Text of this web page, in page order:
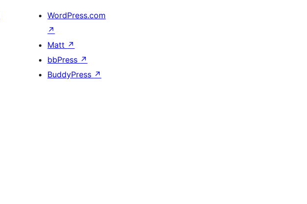
WordPress.com
↗
Matt ↗
bbPress ↗
BuddyPress ↗